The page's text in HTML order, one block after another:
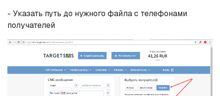
- Указать путь до нужного файла с телефонами
получателей